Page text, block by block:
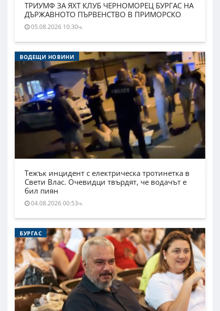
ТРИУМФ ЗА ЯХТ КЛУБ ЧЕРНОМОРЕЦ БУРГАС НА
ДЪРЖАВНОТО ПЪРВЕНСТВО В ПРИМОРСКО
05.08.2026 10:30ч.
ВОДЕЩИ НОВИНИ
Тежък инцидент с електрическа тротинетка в
Свети Влас. Очевидци твърдят, че водачът е
бил пиян
04.08.2026 00:53ч.
БУРГАС